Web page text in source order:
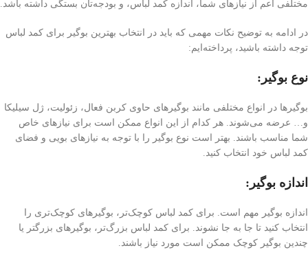
مختلفی اعم از نیازهای شما، اندازه کمد لباس، و بودجه‌تان بستگی داشته باشد.
در ادامه به توضیح نکات مهمی که باید در انتخاب بهترین بوگیر برای کمد لباس
توجه داشته باشید، پرداخته‌ایم:
نوع بوگیر:
بوگیرها در انواع مختلفی مانند بوگیرهای حاوی کربن فعال، زئولیت، ژل سیلیکا
و… عرضه می‌شوند. هر کدام از این انواع ممکن است برای نیازهای خاص
شما مناسب باشند. بهتر است نوع بوگیر را با توجه به نیازهای بویی و فضای
کمد لباس خود انتخاب کنید.
اندازه بوگیر:
اندازه بوگیر مهم است. برای کمد لباس کوچک‌تر، بوگیرهای کوچک‌تری را
انتخاب کنید تا جا به جا نشوند. برای کمد لباس بزرگ‌تر، بوگیرهای بزرگتر یا
چندین بوگیر کوچک ممکن است مورد نیاز باشند.